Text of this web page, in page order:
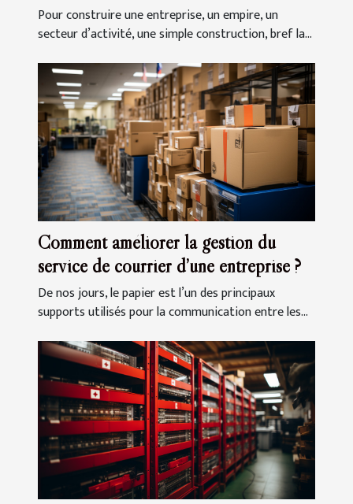
Pour construire une entreprise, un empire, un
secteur d’activité, une simple construction, bref la...
Comment améliorer la gestion du
service de courrier d’une entreprise ?
De nos jours, le papier est l’un des principaux
supports utilisés pour la communication entre les...